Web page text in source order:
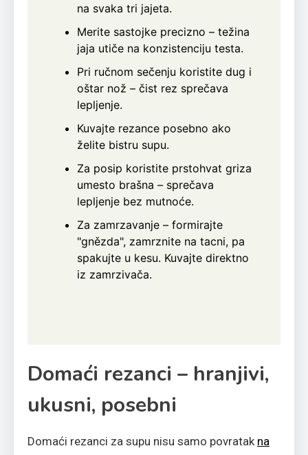
na svaka tri jajeta.
Merite sastojke precizno – težina
jaja utiče na konzistenciju testa.
Pri ručnom sečenju koristite dug i
oštar nož – čist rez sprečava
lepljenje.
Kuvajte rezance posebno ako
želite bistru supu.
Za posip koristite prstohvat griza
umesto brašna – sprečava
lepljenje bez mutnoće.
Za zamrzavanje – formirajte
"gnězda", zamrznite na tacni, pa
spakujte u kesu. Kuvajte direktno
iz zamrzivača.
Domaći rezanci – hranjivi,
ukusni, posebni
Domaći rezanci za supu nisu samo povratak na